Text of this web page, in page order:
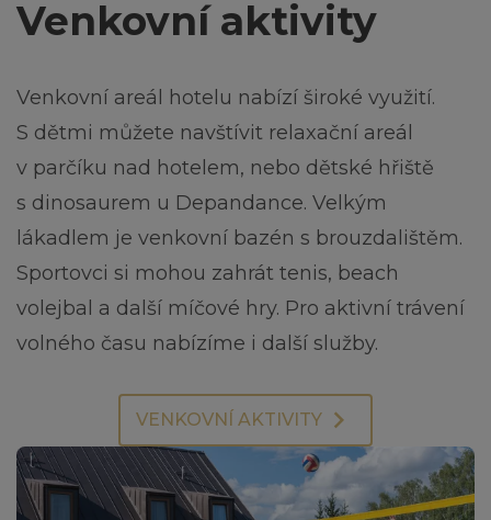
Venkovní aktivity
Venkovní areál hotelu nabízí široké využití.
S dětmi můžete navštívit relaxační areál
v parčíku nad hotelem, nebo dětské hřiště
s dinosaurem u Depandance. Velkým
lákadlem je venkovní bazén s brouzdalištěm.
Sportovci si mohou zahrát tenis, beach
volejbal a další míčové hry. Pro aktivní trávení
volného času nabízíme i další služby.
VENKOVNÍ AKTIVITY